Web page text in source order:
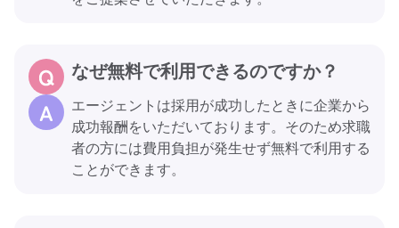
なぜ無料で利用できるのですか？
エージェントは採用が成功したときに企業から
成功報酬をいただいております。そのため求職
者の方には費用負担が発生せず無料で利用する
ことができます。